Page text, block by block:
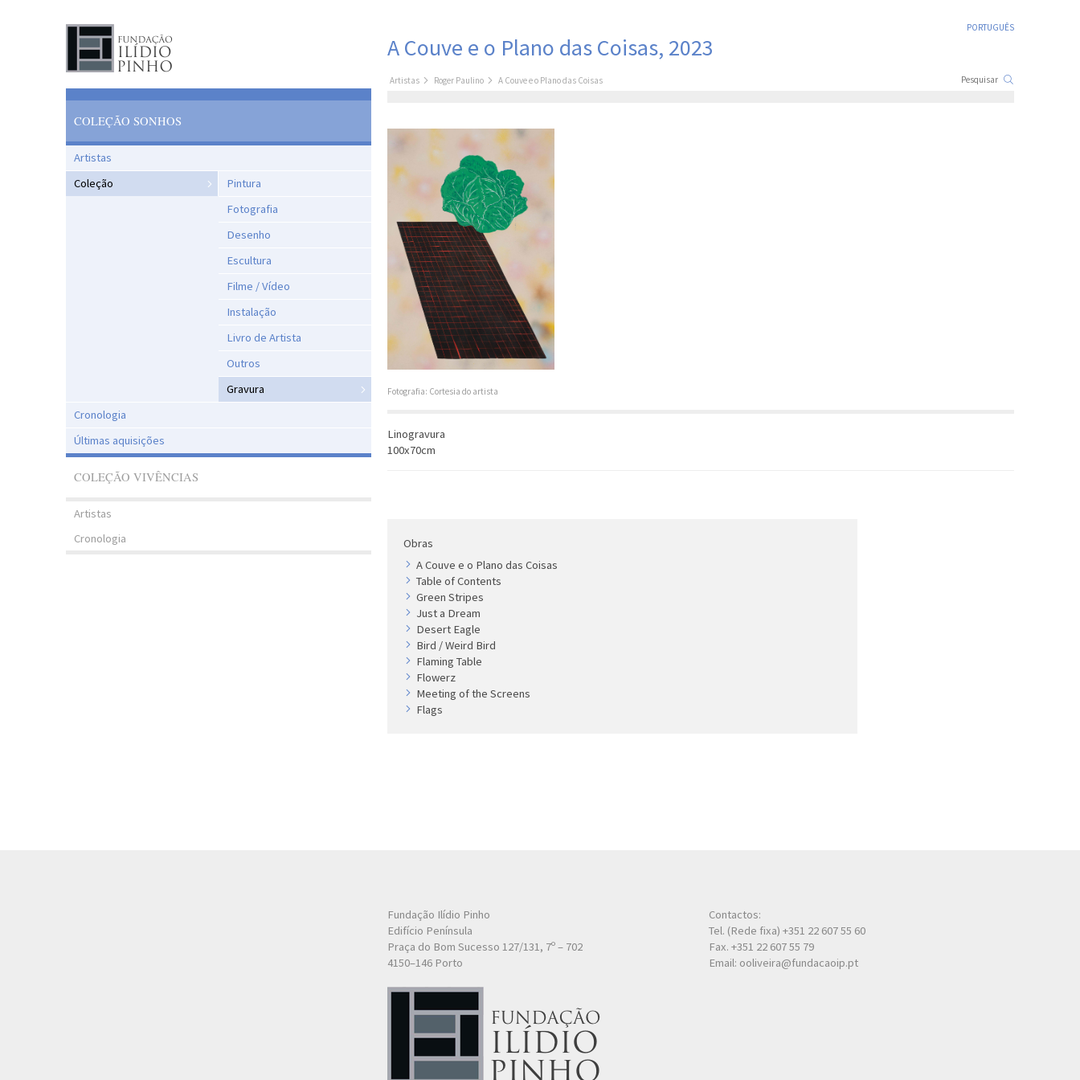
PORTUGUÊS
COLEÇÃO SONHOS
Artistas
Coleção
Pintura
Fotografia
Desenho
Escultura
Filme / Vídeo
Instalação
Livro de Artista
Outros
Gravura
Cronologia
Últimas aquisições
COLEÇÃO VIVÊNCIAS
Artistas
Cronologia
A Couve e o Plano das Coisas, 2023
Artistas Roger Paulino A Couve e o Plano das Coisas
Fotografia: Cortesia do artista
Linogravura
100x70cm
Obras
A Couve e o Plano das Coisas
Table of Contents
Green Stripes
Just a Dream
Desert Eagle
Bird / Weird Bird
Flaming Table
Flowerz
Meeting of the Screens
Flags
Fundação Ilídio Pinho
Edifício Península
Praça do Bom Sucesso 127/131, 7º – 702
4150–146 Porto
Contactos:
Tel. (Rede fixa) +351 22 607 55 60
Fax. +351 22 607 55 79
Email: ooliveira@fundacaoip.pt